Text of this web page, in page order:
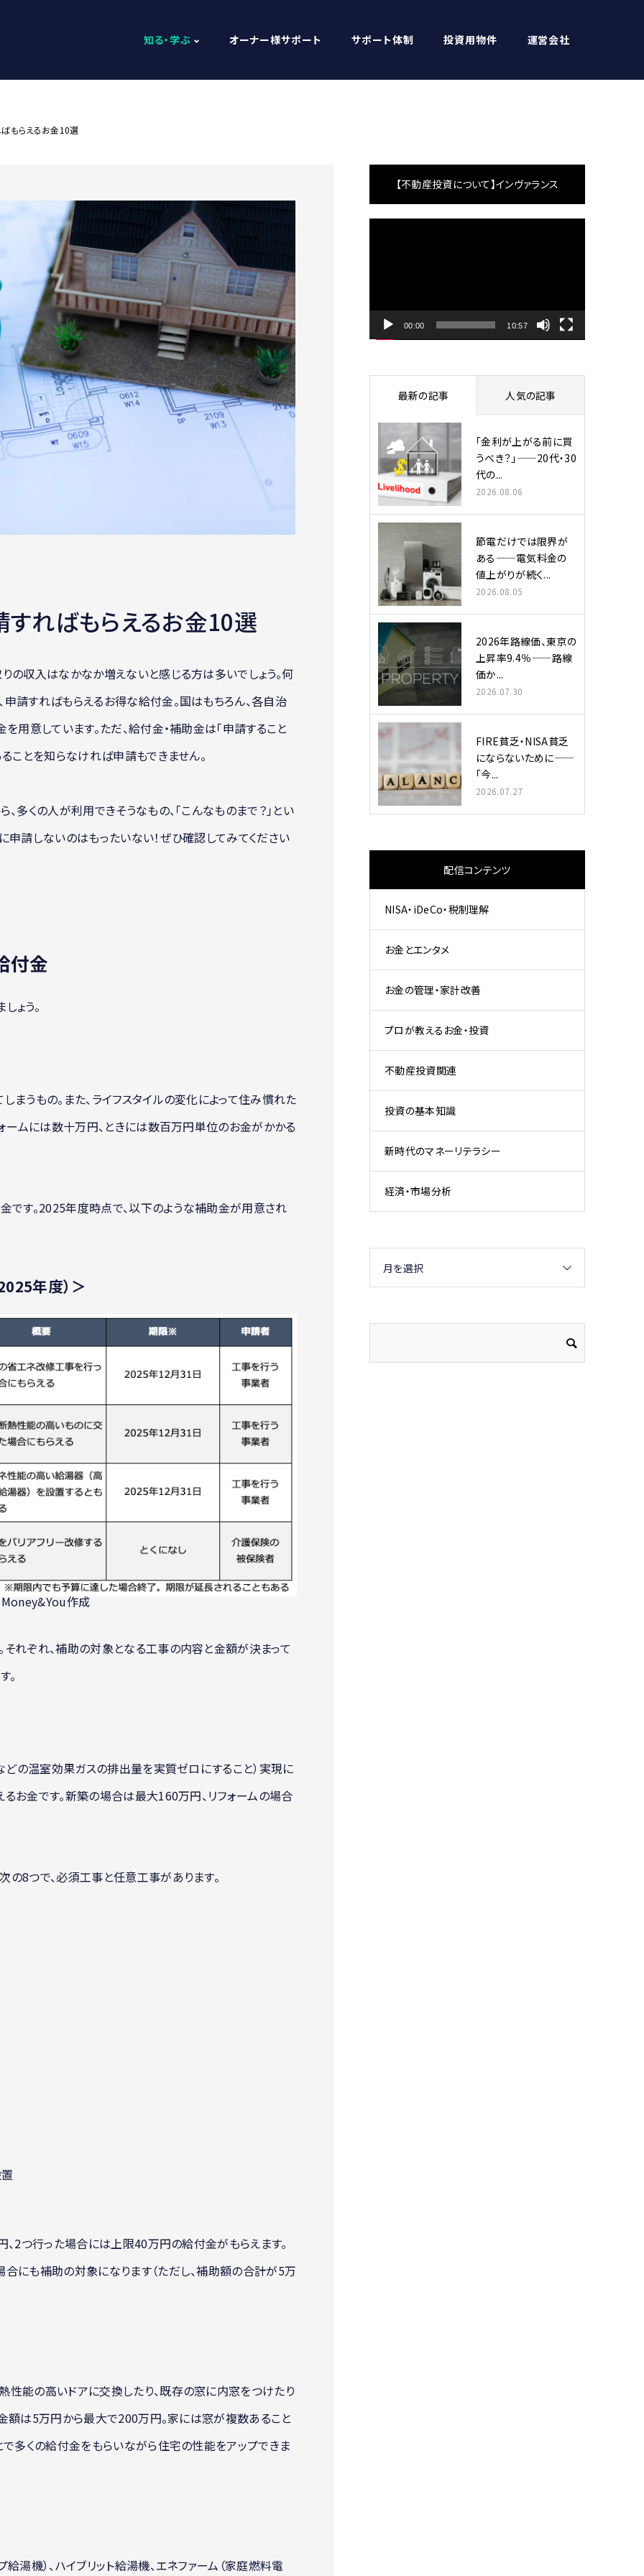
知る・学ぶ オーナー様サポート サポート体制 投資用物件 運営会社
もらえるお金10選
すればもらえるお金10選
の収入はなかなか増えないと感じる方は多いでしょう。何
請すればもらえるお得な給付金。国はもちろん、各自治
用意しています。ただ、給付金・補助金は「申請すること
ことを知らなければ申請もできません。
多くの人が利用できそうなもの、「こんなものまで？」とい
申請しないのはもったいない！ぜひ確認してみてください
付金
ょう。
うもの。また、ライフスタイルの変化によって住み慣れた
ームには数十万円、ときには数百万円単位のお金がかかる
です。2025年度時点で、以下のような補助金が用意され
年度）＞
作成
れぞれ、補助の対象となる工事の内容と金額が決まって
。
の温室効果ガスの排出量を実質ゼロにすること）実現に
お金です。新築の場合は最大160万円、リフォームの場合
8つで、必須工事と任意工事があります。
2つ行った場合には上限40万円の給付金がもらえます。
にも補助の対象になります（ただし、補助額の合計が5万
能の高いドアに交換したり、既存の窓に内窓をつけたり
額は5万円から最大で200万円。家には窓が複数あること
で多くの給付金をもらいながら住宅の性能をアップできま
湯機）、ハイブリット給湯機、エネファーム（家庭燃料電
【不動産投資について】インヴァランス
ー
00:00 10:57
最新の記事 人気の記事
「金利が上がる前に買
うべき？」——20代・30
代の...
2026.08.06
節電だけでは限界が
ある——電気料金の
値上がりが続く...
2026.08.05
2026年路線価、東京の
上昇率9.4％——路線
価か...
2026.07.30
FIRE貧乏・NISA貧乏
にならないために——
「今...
2026.07.27
配信コンテンツ
NISA・iDeCo・税制理解
お金とエンタメ
お金の管理・家計改善
プロが教えるお金・投資
不動産投資関連
投資の基本知識
新時代のマネーリテラシー
経済・市場分析
月を選択